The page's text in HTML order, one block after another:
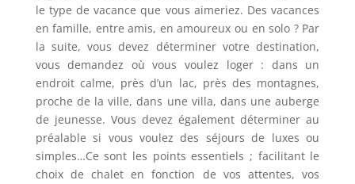
le type de vacance que vous aimeriez. Des vacances
en famille, entre amis, en amoureux ou en solo ? Par
la suite, vous devez déterminer votre destination,
vous demandez où vous voulez loger : dans un
endroit calme, près d’un lac, près des montagnes,
proche de la ville, dans une villa, dans une auberge
de jeunesse. Vous devez également déterminer au
préalable si vous voulez des séjours de luxes ou
simples…Ce sont les points essentiels ; facilitant le
choix de chalet en fonction de vos attentes, vos